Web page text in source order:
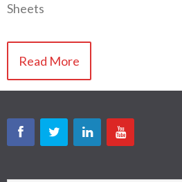
Sheets
Read More